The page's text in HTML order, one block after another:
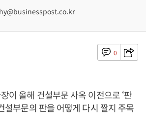
0
이 올해 건설부문 사옥 이전으로 ‘판
설부문의 판을 어떻게 다시 짤지 주목